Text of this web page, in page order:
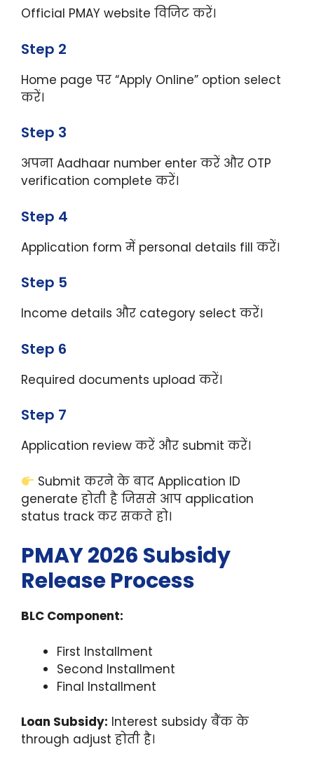
Official PMAY website विजिट करें।
Step 2
Home page पर “Apply Online” option select
करें।
Step 3
अपना Aadhaar number enter करें और OTP
verification complete करें।
Step 4
Application form में personal details fill करें।
Step 5
Income details और category select करें।
Step 6
Required documents upload करें।
Step 7
Application review करें और submit करें।
Submit करने के बाद Application ID
generate होती है जिससे आप application
status track कर सकते हो।
PMAY 2026 Subsidy
Release Process
BLC Component:
First Installment
Second Installment
Final Installment
Loan Subsidy: Interest subsidy बैंक के
through adjust होती है।